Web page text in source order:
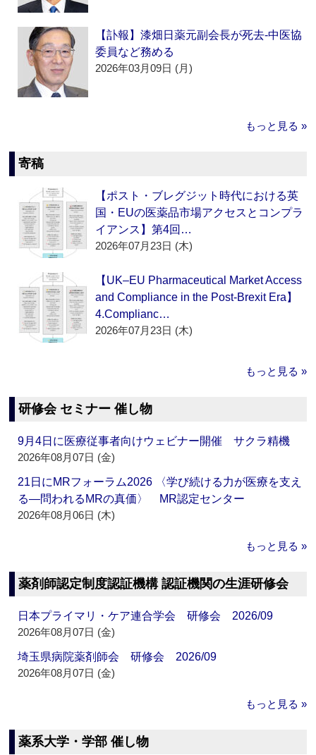
【訃報】漆畑日薬元副会長が死去‐中医協
委員など務める
2026年03月09日 (月)
もっと見る »
寄稿
【ポスト・ブレグジット時代における英
国・EUの医薬品市場アクセスとコンプラ
イアンス】第4回…
2026年07月23日 (木)
【UK–EU Pharmaceutical Market Access
and Compliance in the Post-Brexit Era】
4.Complianc…
2026年07月23日 (木)
もっと見る »
研修会 セミナー 催し物
9月4日に医療従事者向けウェビナー開催 サクラ精機
2026年08月07日 (金)
21日にMRフォーラム2026 〈学び続ける力が医療を支え
る―問われるMRの真価〉 MR認定センター
2026年08月06日 (木)
もっと見る »
薬剤師認定制度認証機構 認証機関の生涯研修会
日本プライマリ・ケア連合学会 研修会 2026/09
2026年08月07日 (金)
埼玉県病院薬剤師会 研修会 2026/09
2026年08月07日 (金)
もっと見る »
薬系大学・学部 催し物